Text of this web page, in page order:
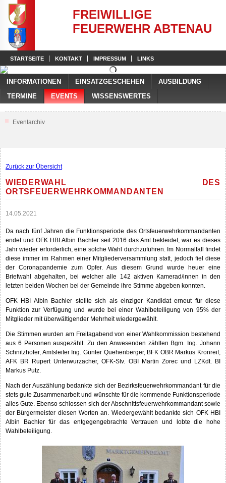
FREIWILLIGE
FEUERWEHR ABTENAU
STARTSEITE KONTAKT IMPRESSUM LINKS
INFORMATIONEN EINSATZGESCHEHEN
AUSBILDUNG
TERMINE
EVENTS WISSENSWERTES
Eventarchiv
Zurück zur Übersicht
WIEDERWAHL DES
ORTSFEUERWEHRKOMMANDANTEN
14.05.2021
Da nach fünf Jahren die Funktionsperiode des Ortsfeuerwehrkommandanten
endet und OFK HBI Albin Bachler seit 2016 das Amt bekleidet, war es dieses
Jahr wieder erforderlich, eine solche Wahl durchzuführen. Im Normalfall findet
diese immer im Rahmen einer Mitgliederversammlung statt, jedoch fiel diese
der Coronapandemie zum Opfer. Aus diesem Grund wurde heuer eine
Briefwahl abgehalten, bei welcher alle 142 aktiven Kamerad/innen in den
letzten beiden Wochen bei der Gemeinde ihre Stimme abgeben konnten.
OFK HBI Albin Bachler stellte sich als einziger Kandidat erneut für diese
Funktion zur Verfügung und wurde bei einer Wahlbeteiligung von 95% der
Mitglieder mit überwältigender Mehrheit wiedergewählt.
Die Stimmen wurden am Freitagabend von einer Wahlkommission bestehend
aus 6 Personen ausgezählt. Zu den Anwesenden zählten Bgm. Ing. Johann
Schnitzhofer, Amtsleiter Ing. Günter Quehenberger, BFK OBR Markus Kronreif,
AFK BR Rupert Unterwurzacher, OFK-Stv. OBI Martin Zorec und LZKdt. BI
Markus Putz.
Nach der Auszählung bedankte sich der Bezirksfeuerwehrkommandant für die
stets gute Zusammenarbeit und wünschte für die kommende Funktionsperiode
alles Gute. Ebenso schlossen sich der Abschnittsfeuerwehrkommandant sowie
der Bürgermeister diesen Worten an. Wiedergewählt bedankte sich OFK HBI
Albin Bachler für das entgegengebrachte Vertrauen und lobte die hohe
Wahlbeteiligung.